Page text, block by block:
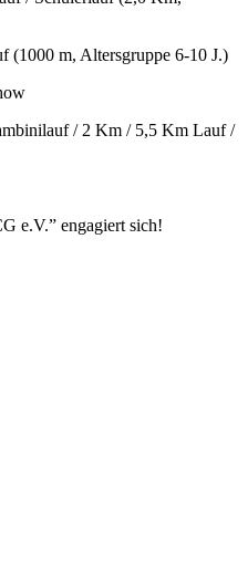
m, Altersgruppe 6-10 J.)
/ 2 Km / 5,5 Km Lauf /
e.V.” engagiert sich!